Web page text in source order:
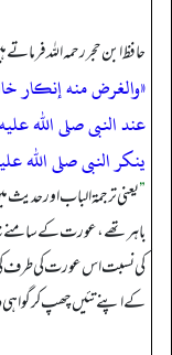
حافظ ابن حجر رحمہ اللہ
«والغرض منه إنكار
عند النبى صلى الله
ينكر النبى صلى الله
”یعنی ترجمۃ الباب اور
باہر تھے، عورت کے سامنے
کی نسبت اس عورت کی طرف کی
کے اپنے تئیں چھپ کر گواہی